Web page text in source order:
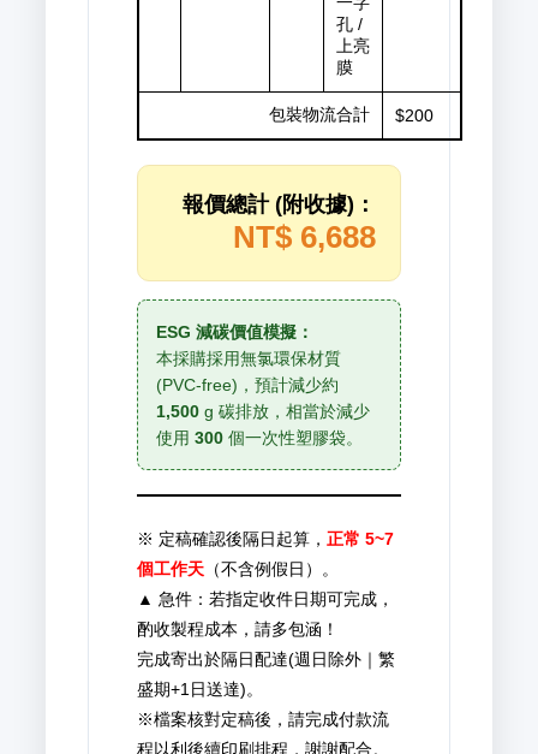
孔 /
上亮
膜
包裝物流合計 $200
報價總計 (附收據)：
NT$ 6,688
ESG 減碳價值模擬：
本採購採用無氯環保材質
(PVC-free)，預計減少約
1,500 g 碳排放，相當於減少
使用 300 個一次性塑膠袋。
※ 定稿確認後隔日起算， 正常 5~7
個工作天 （不含例假日）。
▲ 急件：若指定收件日期可完成，
酌收製程成本，請多包涵！
完成寄出於隔日配達(週日除外｜繁
盛期+1日送達)。
※檔案核對定稿後，請完成付款流
程以利後續印刷排程，謝謝配合。